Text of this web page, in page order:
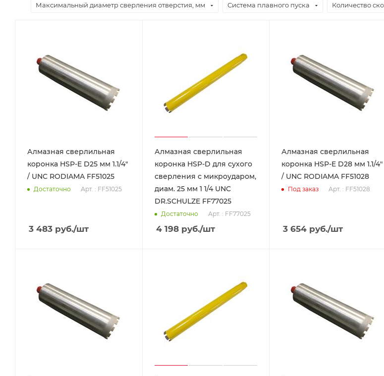
Максимальный диаметр сверления отверстия, мм Система плавного пуска Количество
Алмазная сверлильная
коронка HSP-E D25 мм 1.1/4"
/ UNC RODIAMA FF51025
Достаточно Арт. : FF51025
3 483 руб./шт
Алмазная сверлильная
коронка HSP-D для сухого
сверления с микроударом,
диам. 25 мм 1 1/4 UNC
DR.SCHULZE FF77025
Достаточно Арт. : FF77025
4 198руб./шт
Алмазная сверлильная
коронка HSP-E D28 мм 1.1/4"
/ UNC RODIAMA FF51028
Под заказ Арт. : FF51028
3 654 руб./шт